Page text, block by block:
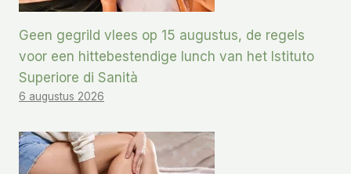
Geen gegrild vlees op 15 augustus, de regels
voor een hittebestendige lunch van het Istituto
Superiore di Sanità
6 augustus 2026